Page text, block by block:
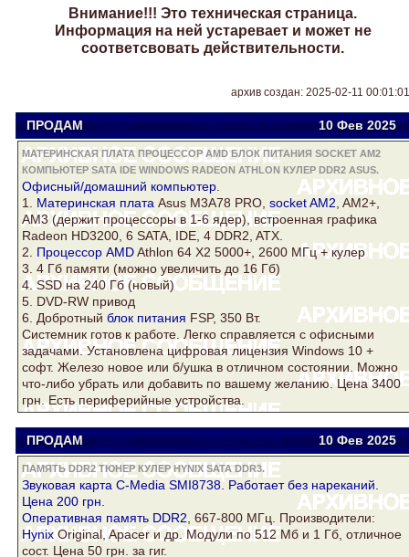
Внимание!!! Это техническая страница.
Информация на ней устаревает и может не
соответсвовать действительности.
архив создан: 2025-02-11 00:01:01
ПРОДАМ Viator viatora@ukr.net 10 Фев2025
МАТЕРИНСКАЯ ПЛАТА ПРОЦЕССОР AMD БЛОК ПИТАНИЯ SOCKET AM2
КОМПЬЮТЕР SATA IDE WINDOWS RADEON ATHLON КУЛЕР DDR2 ASUS.
Офисный/домашний компьютер
1. Материнская плата Asus M3A78 PRO, socket AM2 , AM2+,
AM3 (держит процессоры в 1-6 ядер), встроенная графика
Radeon HD3200, 6 SATA, IDE, 4 DDR2 , ATX.
2. Процессор AMDAthlon 64 Х2 5000+, 2600 МГц +кулер
3. 4 Гб памяти (можно увеличить до 16 Гб)
4. SSD на 240 Гб (новый)
5. DVD-RW привод
6. Добротный блок питания FSP, 350 Вт.
Системник готов к работе. Легко справляется с офисными
задачами. Установлена цифровая лицензия Windows 10 +
софт. Железо новое или б/ушка в отличном состоянии. Можно
что-либо убрать или добавить по вашему желанию. Цена 3400
грн. Есть периферийные устройства.
ПРОДАМ Viator viatora@ukr.net 10 Фев2025
ПАМЯТЬ DDR2 ТЮНЕР КУЛЕР HYNIX SATA DDR3.
Звуковая карта C-Media SMI8738. Работает без нареканий.
Цена 200 грн.
Оперативная память DDR2 , 667-800 МГц. Производители:
HynixOriginal, Apacer и др. Модули по 512 Мб и 1 Гб, отличное
сост. Цена 50 грн. за гиг.